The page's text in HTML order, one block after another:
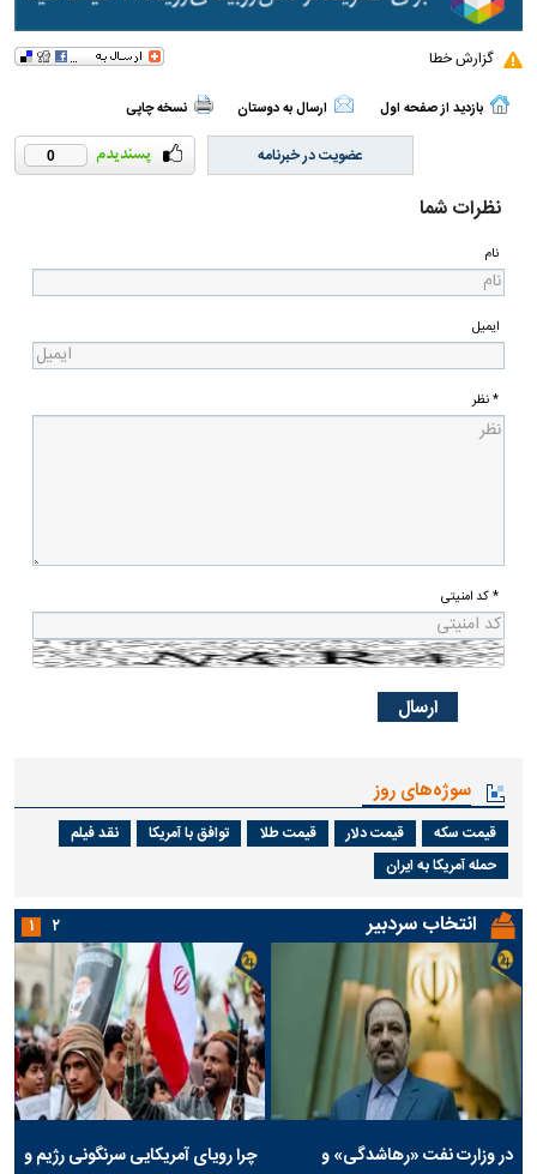
گزارش خطا
بازدید از صفحه اول ارسال به دوستان نسخه چاپی
0 عضویت در خبرنامه
نظرات شما
نام
ایمیل
* نظر
* کد امنیتی
سوژه‌های روز
قیمت سکه قیمت دلار قیمت طلا توافق با آمریکا
نقد فیلم
حمله آمریکا به ایران
انتخاب سردبیر
در وزارت نفت «رهاشدگی» و
چرا رویای آمریکایی سرنگونی رژیم و
۱ ۲